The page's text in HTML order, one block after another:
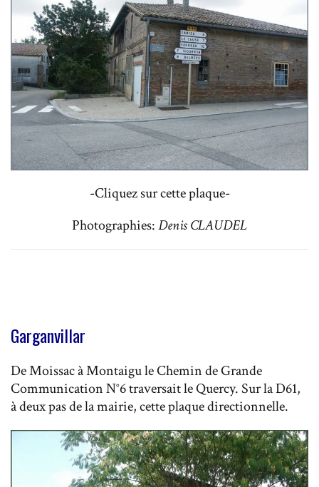
-Cliquez sur cette plaque-
Photographies:Denis CLAUDEL
Garganvillar
De Moissac à Montaigu le Chemin de Grande
Communication N°6 traversait le Quercy. Sur la D61,
à deux pas de la mairie, cette plaque directionnelle.